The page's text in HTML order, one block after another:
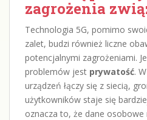
zagrożenia
Technologia 5G, pomimo
zalet, budzi również liczne
potencjalnymi zagrożeniami.
problemów jest prywatość.
urządzeń łączy się z siecią,
użytkowników staje się
oznacza to, że dane osobowe